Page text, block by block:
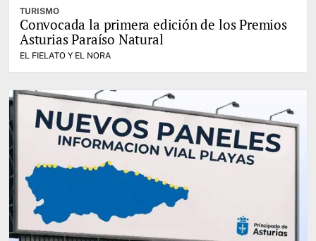
TURISMO
Convocada la primera edición de los Premios
Asturias Paraíso Natural
EL FIELATO Y EL NORA